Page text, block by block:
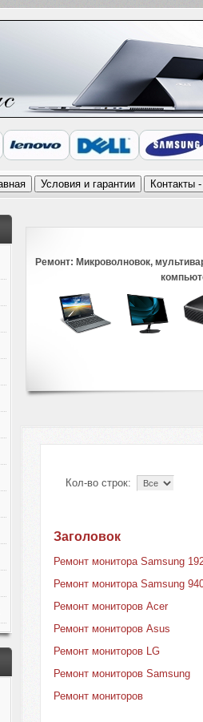
Ремонт: Микроволновок,
Кол-во строк:
Заголовок
Ремонт монитора Samsung
Ремонт монитора Samsung
Ремонт мониторов Acer
Ремонт мониторов Asus
Ремонт мониторов LG
Ремонт мониторов Samsung
Ремонт мониторов